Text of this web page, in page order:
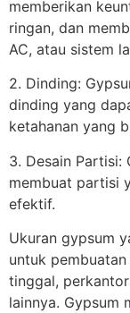
memberikan
ringan, dan
AC, atau sistem
2. Dinding:
dinding yang
ketahanan yang
3. Desain Partisi:
membuat partisi
efektif.
Ukuran gypsum
untuk
tinggal,
lainnya. Gypsum